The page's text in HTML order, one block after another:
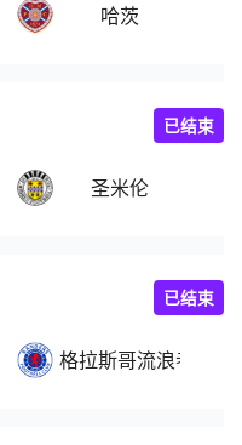
哈茨
圣米伦
已结束
格拉斯哥流浪者
已结束